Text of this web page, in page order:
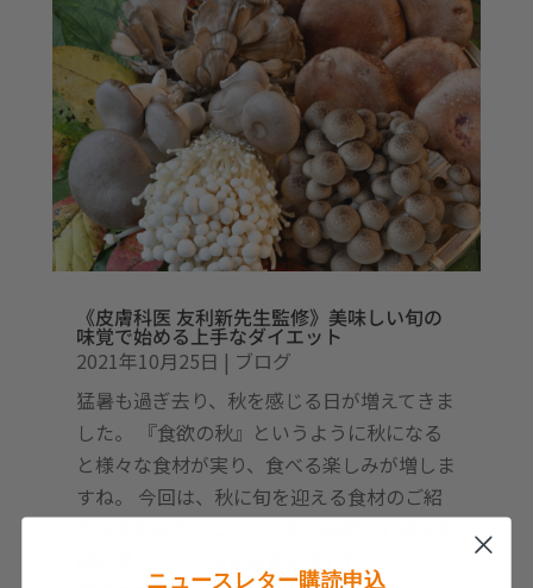
《皮膚科医 友利新先生監修》美味しい旬の
味覚で始める上手なダイエット
2021年10月25日 | ブログ
猛暑も過ぎ去り、秋を感じる日が増えてきま
した。 『食欲の秋』というように秋になる
と様々な食材が実り、食べる楽しみが増しま
すね。 今回は、秋に旬を迎える食材のご紹
ニュースレター購読申込